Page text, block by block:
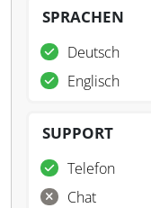
SPRACHEN
Deutsch
Englisch
SUPPORT
Telefon
Chat